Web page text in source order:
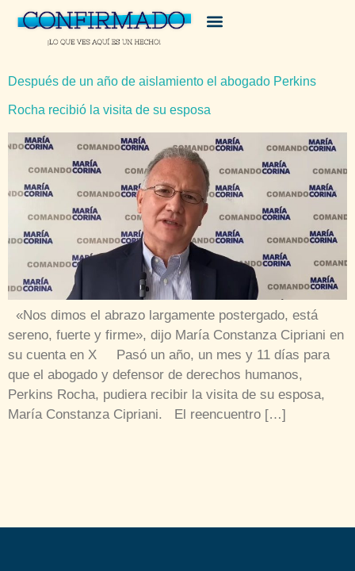
Después de un año de aislamiento el abogado Perkins
Rocha recibió la visita de su esposa
«Nos dimos el abrazo largamente postergado, está
sereno, fuerte y firme», dijo María Constanza Cipriani en
su cuenta en X Pasó un año, un mes y 11 días para
que el abogado y defensor de derechos humanos,
Perkins Rocha, pudiera recibir la visita de su esposa,
María Constanza Cipriani. El reencuentro […]